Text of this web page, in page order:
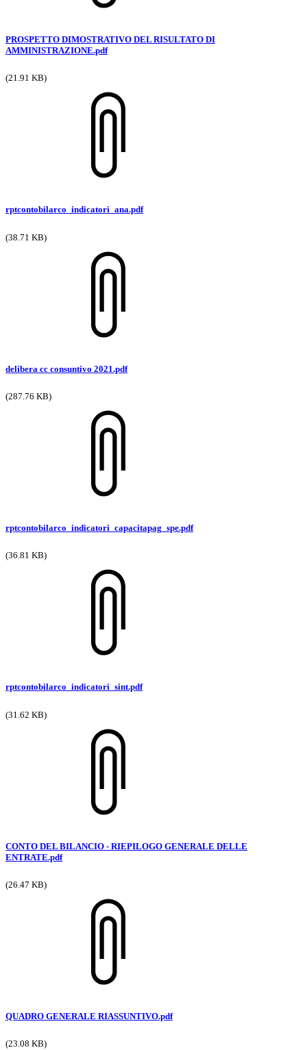
PROSPETTO DIMOSTRATIVO DEL RISULTATO DI
AMMINISTRAZIONE.pdf
(21.91 KB)
rptcontobilarco_indicatori_ana.pdf
(38.71 KB)
delibera cc consuntivo 2021.pdf
(287.76 KB)
rptcontobilarco_indicatori_capacitapag_spe.pdf
(36.81 KB)
rptcontobilarco_indicatori_sint.pdf
(31.62 KB)
CONTO DEL BILANCIO - RIEPILOGO GENERALE DELLE
ENTRATE.pdf
(26.47 KB)
QUADRO GENERALE RIASSUNTIVO.pdf
(23.08 KB)